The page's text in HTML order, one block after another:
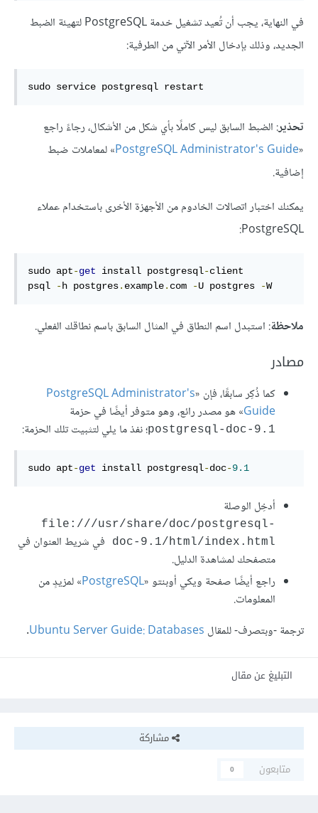
في النهاية، يجب أن تُعيد تشغيل خدمة PostgreSQL لتهيئة الضبط
الجديد، وذلك بإدخال الأمر الآتي من الطرفية:
sudo service postgresql restart
تحذير: الضبط السابق ليس كاملًا بأي شكل من الأشكال، رجاءً راجع
«
PostgreSQL Administrator's Guide» لمعاملات ضبط
إضافية.
يمكنك اختبار اتصالات الخادوم من الأجهزة الأخرى باستخدام عملاء
PostgreSQL:
sudo apt-get install postgresql-client
psql
-h postgres. example. com -U postgres -W
ملاحظة: استبدل اسم النطاق في المثال السابق باسم نطاقك الفعلي.
مصادر
كما ذُكِر سابقًا، فإن «PostgreSQL Administrator's
Guide» هو مصدر رائع، وهو متوفر أيضًا في حزمة
postgresql-doc-9.1؛ نفذ ما يلي لتثبيت تلك الحزمة:
sudo apt-get install postgresql-doc-9.1
أدخِل الوصلة
file:///usr/share/doc/postgresql-
doc-9.1/html/index.html
في شريط العنوان في
متصفحك لمشاهدة الدليل.
راجع أيضًا صفحة ويكي أوبنتو «PostgreSQL» لمزيدٍ من
المعلومات.
ترجمة -وبتصرف- للمقال Ubuntu Server Guide: Databases
.
التبليغ عن مقال
مشاركة
متابعون
0